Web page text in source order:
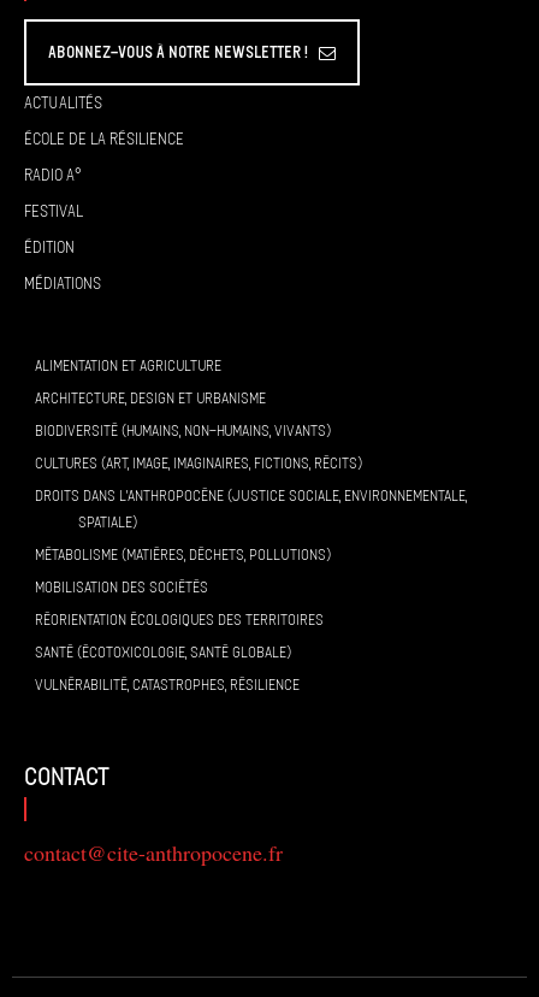
Abonnez-vous à Notre Newsletter !
Actualités
École de la résilience
Radio A°
Festival
Édition
Médiations
ALIMENTATION ET AGRICULTURE
ARCHITECTURE, DESIGN ET URBANISME
BIODIVERSITÉ (HUMAINS, NON-HUMAINS, VIVANTS)
CULTURES (ART, IMAGE, IMAGINAIRES, FICTIONS, RÉCITS)
DROITS DANS L’ANTHROPOCÈNE (JUSTICE SOCIALE, ENVIRONNEMENTALE,
SPATIALE)
MÉTABOLISME (MATIÈRES, DÉCHETS, POLLUTIONS)
MOBILISATION DES SOCIÉTÉS
RÉORIENTATION ÉCOLOGIQUES DES TERRITOIRES
SANTÉ (ÉCOTOXICOLOGIE, SANTÉ GLOBALE)
VULNÉRABILITÉ, CATASTROPHES, RÉSILIENCE
contact
contact@cite-anthropocene.fr